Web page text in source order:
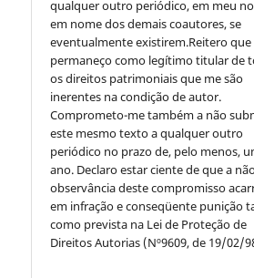
qualquer outro periódico, em meu
em nome dos demais coautores, se
eventualmente existirem.Reitero que
permaneço como legítimo titular de
os direitos patrimoniais que me são
inerentes na condição de autor.
Comprometo-me também a não
este mesmo texto a qualquer outro
periódico no prazo de, pelo menos,
ano. Declaro estar ciente de que a
observância deste compromisso
em infração e conseqüente punição
como prevista na Lei de Proteção de
Direitos Autorias (Nº9609, de 19/02/